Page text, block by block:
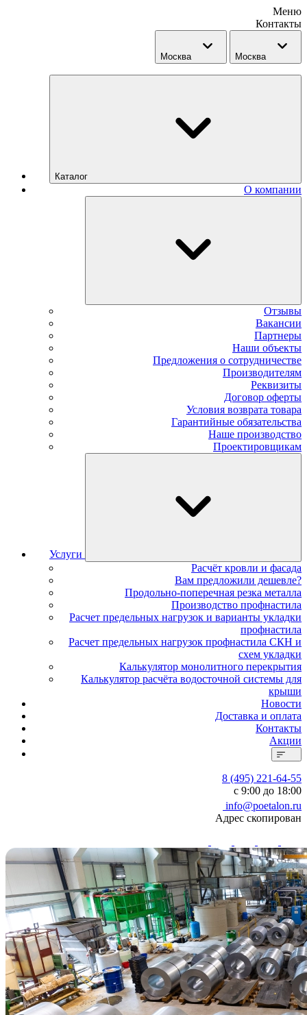
Меню
Контакты
Москва Москва
Каталог
О компании
Отзывы
Вакансии
Партнеры
Наши объекты
Предложения о сотрудничестве
Производителям
Реквизиты
Договор оферты
Условия возврата товара
Гарантийные обязательства
Наше производство
Проектировщикам
Услуги
Расчёт кровли и фасада
Вам предложили дешевле?
Продольно-поперечная резка металла
Производство профнастила
Расчет предельных нагрузок и варианты укладки
профнастила
Расчет предельных нагрузок профнастила СКН и
схем укладки
Калькулятор монолитного перекрытия
Калькулятор расчёта водосточной системы для
крыши
Новости
Доставка и оплата
Контакты
Акции
8 (495) 221-64-55
с 9:00 до 18:00
info@poetalon.ru
Адрес скопирован